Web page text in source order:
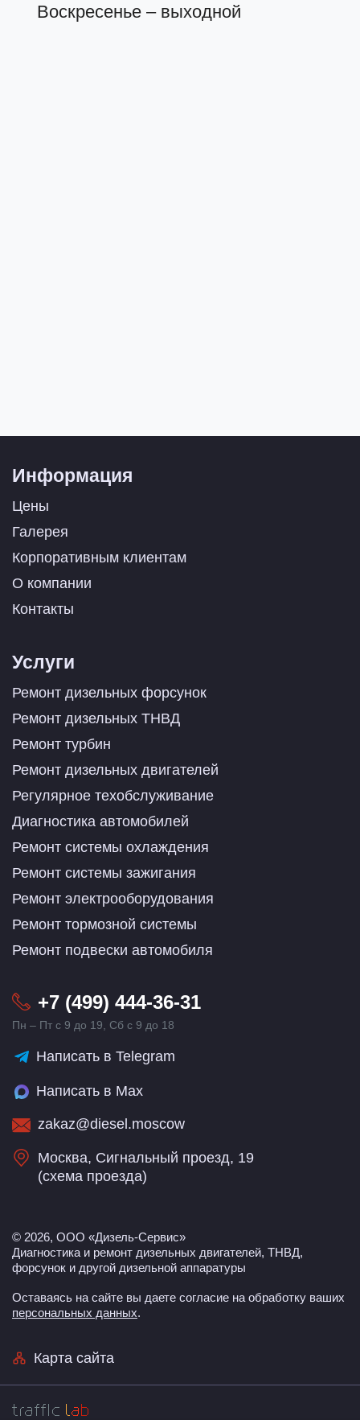
Воскресенье – выходной
Информация
Цены
Галерея
Корпоративным клиентам
О компании
Контакты
Услуги
Ремонт дизельных форсунок
Ремонт дизельных ТНВД
Ремонт турбин
Ремонт дизельных двигателей
Регулярное техобслуживание
Диагностика автомобилей
Ремонт системы охлаждения
Ремонт системы зажигания
Ремонт электрооборудования
Ремонт тормозной системы
Ремонт подвески автомобиля
+7 (499) 444-36-31
Пн – Пт с 9 до 19, Сб с 9 до 18
Написать в Telegram
Написать в Max
zakaz@diesel.moscow
Москва, Сигнальный проезд, 19
(схема проезда)
© 2026, ООО «Дизель-Сервис»
Диагностика и ремонт дизельных двигателей, ТНВД,
форсунок и другой дизельной аппаратуры
Оставаясь на сайте вы даете согласие на обработку ваших
персональных данных.
Карта сайта